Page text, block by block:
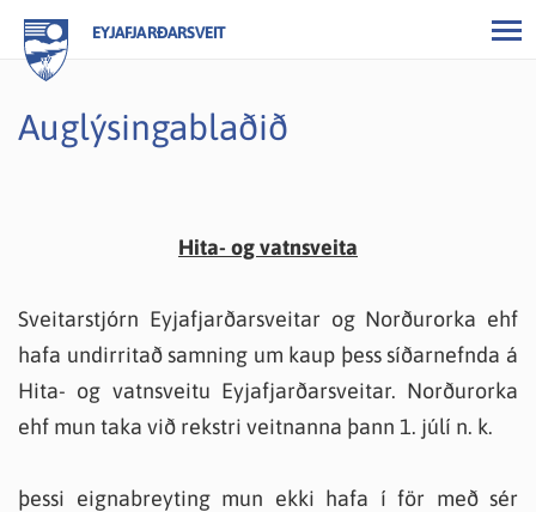
EYJAFJARÐARSVEIT
Auglýsingablaðið
Hita- og vatnsveita
Sveitarstjórn Eyjafjarðarsveitar og Norðurorka ehf
hafa undirritað samning um kaup þess síðarnefnda á
Hita- og vatnsveitu Eyjafjarðarsveitar. Norðurorka
ehf mun taka við rekstri veitnanna þann 1. júlí n. k.
þessi eignabreyting mun ekki hafa í för með sér